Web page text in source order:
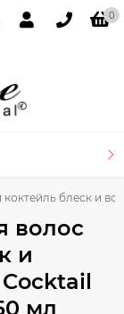
0
блеск и
волос
и
мл